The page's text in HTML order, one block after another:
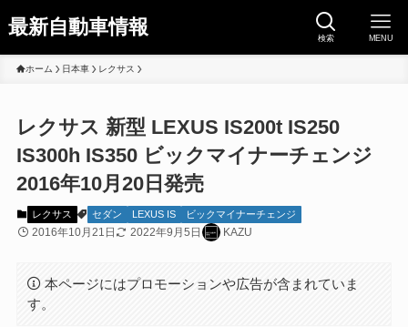
最新自動車情報 検索 MENU
ホーム 日本車 レクサス
レクサス 新型 LEXUS IS200t IS250
IS300h IS350 ビックマイナーチェンジ
2016年10月20日発売
レクサス セダン LEXUS IS ビックマイナーチェンジ
2016年10月21日 2022年9月5日 KAZU
本ページにはプロモーションや広告が含まれていま
す。